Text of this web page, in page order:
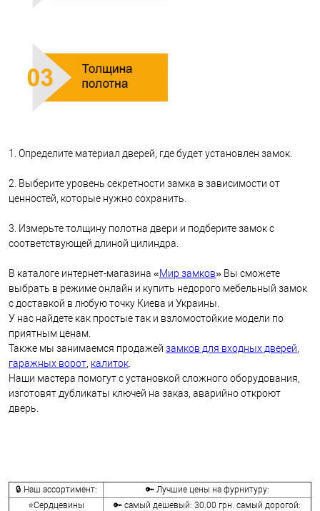
1. Определите материал дверей, где будет установлен замок.
2. Выберите уровень секретности замка в зависимости от
ценностей, которые нужно сохранить.
3. Измерьте толщину полотна двери и подберите замок с
соответствующей длиной цилиндра.
В каталоге интернет-магазина «Мир замков» Вы сможете
выбрать в режиме онлайн и купить недорого мебельный замок
с доставкой в любую точку Киева и Украины.
У нас найдете как простые так и взломостойкие модели по
приятным ценам.
Также мы занимаемся продажей замков для входных дверей
гаражных ворот калиток
Наши мастера помогут с установкой сложного оборудования,
изготовят дубликаты ключей на заказ, аварийно откроют
дверь.
🔒 Наш ассортимент:
🔑 Лучшие цены на фурнитуру:
⭐Сердцевины
🔑 самый дешевый: 30.00 грн. самый дорогой: